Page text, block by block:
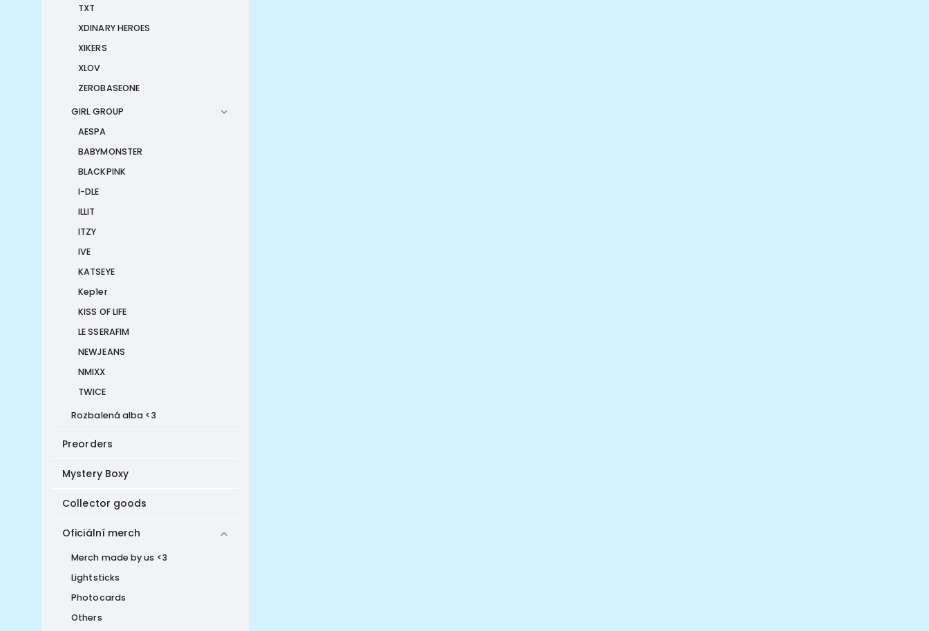
TXT
XDINARY HEROES
XIKERS
XLOV
ZEROBASEONE
GIRL GROUP
AESPA
BABYMONSTER
BLACKPINK
I-DLE
ILLIT
ITZY
IVE
KATSEYE
Kep1er
KISS OF LIFE
LE SSERAFIM
NEWJEANS
NMIXX
TWICE
Rozbalená alba <3
Preorders
Mystery Boxy
Collector goods
Oficiální merch
Merch made by us <3
Lightsticks
Photocards
Others